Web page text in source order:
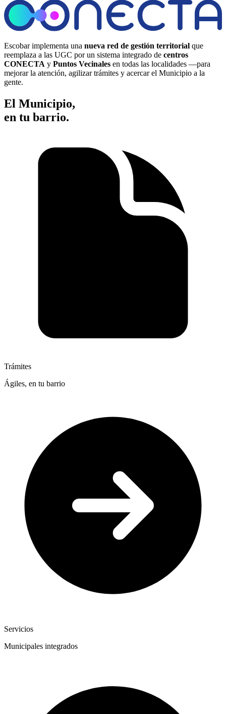
Escobar implementa una nueva red de gestión territorial que
reemplaza a las UGC por un sistema integrado de centros
CONECTA y Puntos Vecinales en todas las localidades —para
mejorar la atención, agilizar trámites y acercar el Municipio a la
gente.
El Municipio,
en tu barrio.
Trámites
Ágiles, en tu barrio
Servicios
Municipales integrados